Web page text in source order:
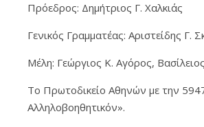
Πρόεδρος: Δημήτριος Γ. Χαλκιάς
Γενικός Γραμματέας: Αριστείδης Γ.
Μέλη: Γεώργιος Κ. Αγόρος,
Το Πρωτοδικείο Αθηνών με την
Αλληλοβοηθητικόν».